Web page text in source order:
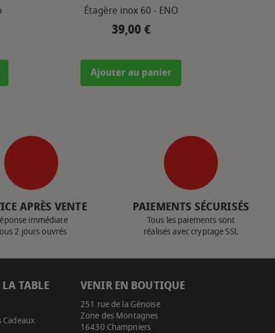
Étagère inox 60 - ENO
Prix
39,00 €
Ajouter au panier
APRÈS VENTE
immédiate
2 jours ouvrés
PAIEMENTS SÉCURISÉS
Tous les paiements sont
réalisés avec cryptage SSL
TABLE VENIR EN BOUTIQUE
251 rue de la Génoise
Zone des Montagnes
16430 Champniers